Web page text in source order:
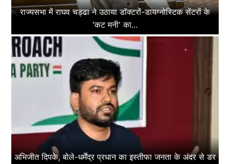
राज्यसभा में राघव चड्ढा ने उठाया डॉक्टरों-डायग्नोस्टिक सेंटरों के
'कट मनी' का...
अभिजीत दिपके, बोले-धर्मेंद्र प्रधान का इस्तीफा जनता के अंदर से डर